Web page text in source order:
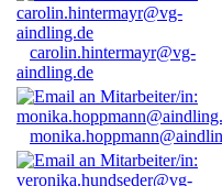
carolin.hintermayr@vg-
aindling.de